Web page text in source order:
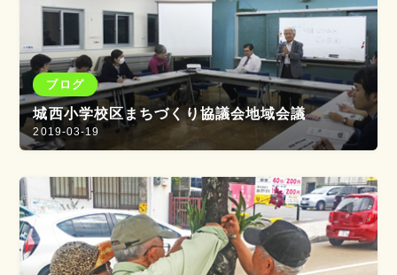
ブログ
城西小学校区まちづくり協議会地域会議
2019-03-19